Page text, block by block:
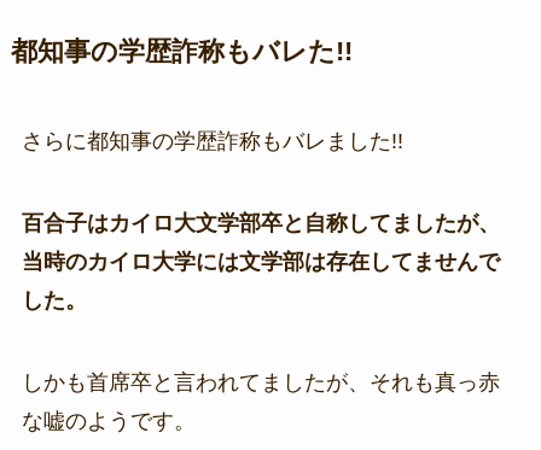
都知事の学歴詐称もバレた!!
さらに都知事の学歴詐称もバレました!!
百合子はカイロ大文学部卒と自称してましたが、
当時のカイロ大学には文学部は存在してませんで
した。
しかも首席卒と言われてましたが、それも真っ赤
な嘘のようです。